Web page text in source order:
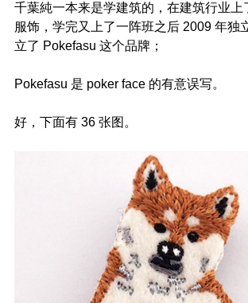
千葉純一本来是学建筑的，在建筑行业上
服饰，学完又上了一阵班之后 2009 年独
立了 Pokefasu 这个品牌；
Pokefasu 是 poker face 的有意误写。
好，下面有 36 张图。